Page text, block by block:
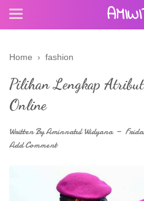
Home › fashion
Pilihan Lengkap
Online
Written ByAminnatul Widyana
Add Comment